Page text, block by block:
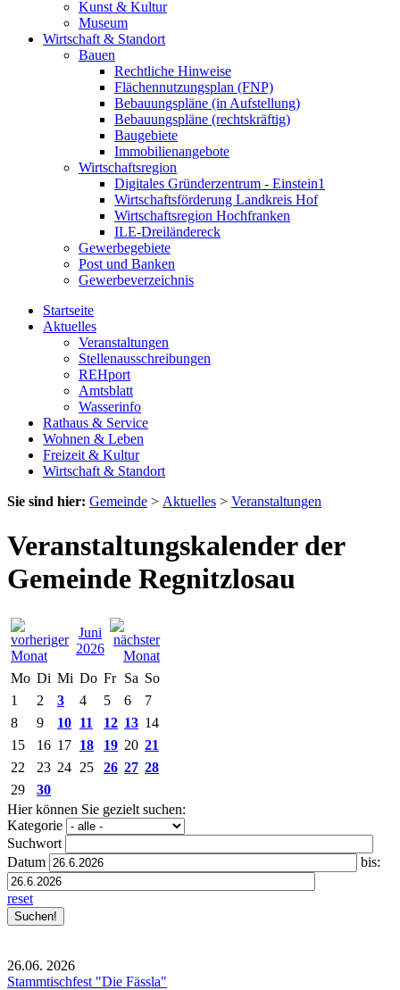
Kunst & Kultur
Museum
Wirtschaft & Standort
Bauen
Rechtliche Hinweise
Flächennutzungsplan (FNP)
Bebauungspläne (in Aufstellung)
Bebauungspläne (rechtskräftig)
Baugebiete
Immobilienangebote
Wirtschaftsregion
Digitales Gründerzentrum - Einstein1
Wirtschaftsförderung Landkreis Hof
Wirtschaftsregion Hochfranken
ILE-Dreiländereck
Gewerbegebiete
Post und Banken
Gewerbeverzeichnis
Startseite
Aktuelles
Veranstaltungen
Stellenausschreibungen
REHport
Amtsblatt
Wasserinfo
Rathaus & Service
Wohnen & Leben
Freizeit & Kultur
Wirtschaft & Standort
Sie sind hier: Gemeinde > Aktuelles > Veranstaltungen
Veranstaltungskalender der
Gemeinde Regnitzlosau
Juni
2026
Mo Di Mi Do Fr Sa So
1
2 3 4 5 6
7
8
9 10 11 12 13 14
15
16 17 18 19 20 21
22
23 24 25 26 27 28
29
30
Hier können Sie gezielt suchen:
Kategorie
Suchwort
Datum
bis:
reset
26.06. 2026
Stammtischfest "Die Fässla"